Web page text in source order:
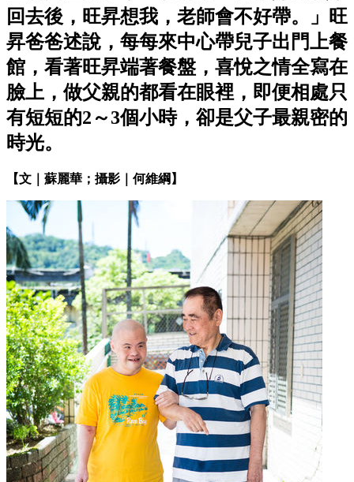
回去後，旺昇想我，老師會不好帶。」旺
昇爸爸述說，每每來中心帶兒子出門上餐
館，看著旺昇端著餐盤，喜悅之情全寫在
臉上，做父親的都看在眼裡，即便相處只
有短短的2～3個小時，卻是父子最親密的
時光。
【文｜蘇麗華；攝影｜何維綱】